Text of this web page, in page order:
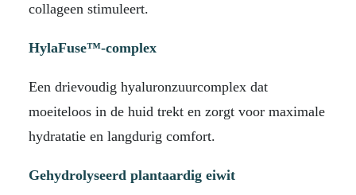
collageen stimuleert.
HylaFuse™-complex
Een drievoudig hyaluronzuurcomplex dat
moeiteloos in de huid trekt en zorgt voor maximale
hydratatie en langdurig comfort.
Gehydrolyseerd plantaardig eiwit